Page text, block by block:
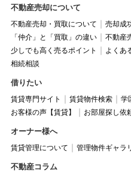
不動産売却について
不動産売却・買取について 売却成
「仲介」と「買取」の違い
不動産
少しでも高く売るポイント
よくあ
相続相談
借りたい
賃貸専門サイト 賃貸物件検索 学
お客様の声【賃貸】
お部屋探し依
オーナー様へ
賃貸管理について 管理物件ギャラ
不動産コラム